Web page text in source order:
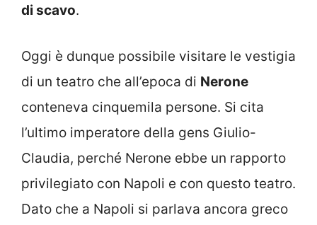
di scavo.
Oggi è dunque possibile visitare le vestigia
di un teatro che all’epoca di Nerone
conteneva cinquemila persone. Si cita
l’ultimo imperatore della gens Giulio-
Claudia, perché Nerone ebbe un rapporto
privilegiato con Napoli e con questo teatro.
Dato che a Napoli si parlava ancora greco